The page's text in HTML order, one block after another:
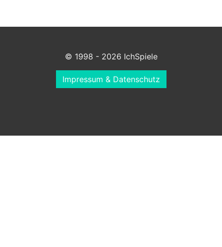
© 1998 - 2026 IchSpiele
Impressum & Datenschutz